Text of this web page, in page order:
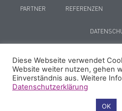
PARTNER REFERENZEN
© 2024Ramsay |
Diese Webseite verwendet
Website weiter nutzen, gehen
Einverständnis aus. Weitere
Datenschutzerklärung
OK